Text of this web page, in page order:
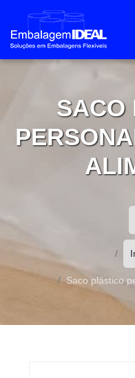
SACO
Saco plástico